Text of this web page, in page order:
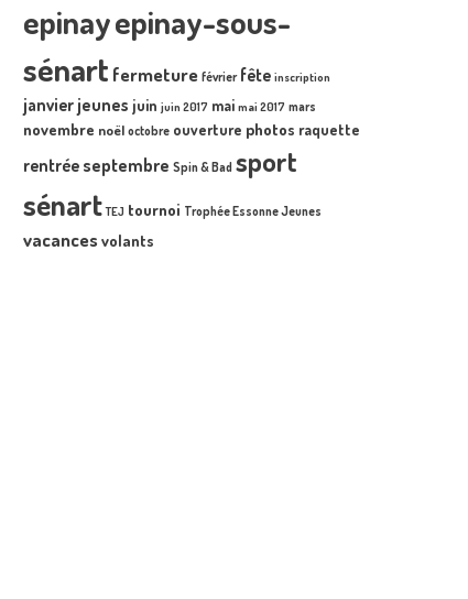
epinayepinay-sous-
sénart fermeture février fête inscription
janvier jeunes juin juin 2017 mai mai 2017 mars
novembre noël octobre ouverture photos raquette
rentrée septembre Spin & Bad sport
sénart TEJ tournoi Trophée Essonne Jeunes
vacancesvolants